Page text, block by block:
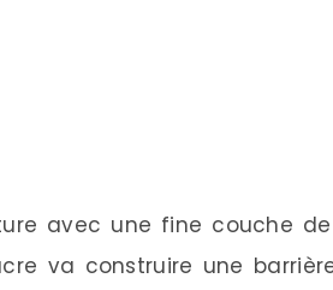
avec une fine couche
va construire une